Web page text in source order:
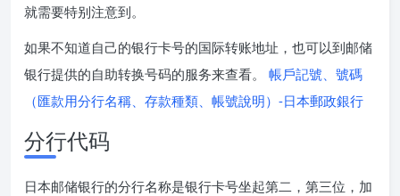
就需要特别注意到。
如果不知道自己的银行卡号的国际转账地址，也可以到邮储
银行提供的自助转换号码的服务来查看。
帳戶記號、號碼
（匯款用分行名稱、存款種類、帳號說明）-日本郵政銀行
分行代码
日本邮储银行的分行名称是银行卡号坐起第二，第三位，加